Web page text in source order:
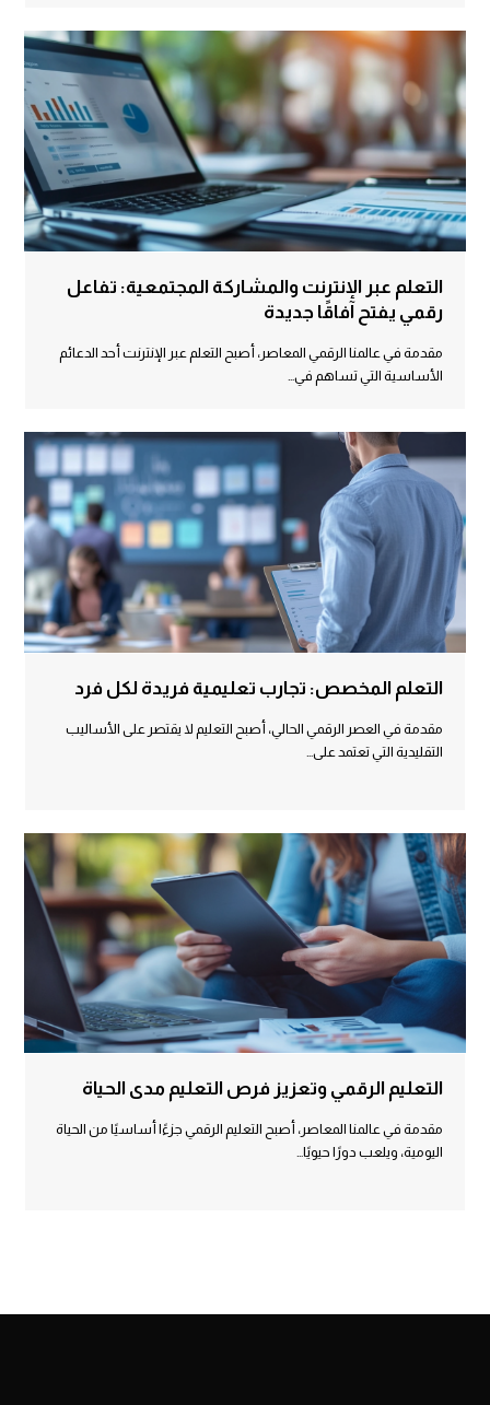
التعلم عبر الإنترنت والمشاركة المجتمعية: تفاعل
رقمي يفتح آفاقًا جديدة
مقدمة في عالمنا الرقمي المعاصر، أصبح التعلم عبر الإنترنت أحد الدعائم
الأساسية التي تساهم في…
التعلم المخصص: تجارب تعليمية فريدة لكل فرد
مقدمة في العصر الرقمي الحالي، أصبح التعليم لا يقتصر على الأساليب
التقليدية التي تعتمد على…
التعليم الرقمي وتعزيز فرص التعليم مدى الحياة
مقدمة في عالمنا المعاصر، أصبح التعليم الرقمي جزءًا أساسيًا من الحياة
اليومية، ويلعب دورًا حيويًا…